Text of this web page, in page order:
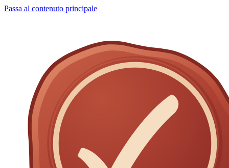
Passa al contenuto principale